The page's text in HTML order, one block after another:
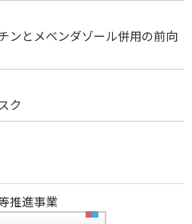
ンとメベンダゾール併用の前向
ク
推進事業